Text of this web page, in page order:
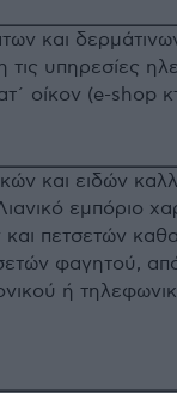
και
τις υπηρεσίες
οίκον (e-
και ειδών
εμπόριο
και πετσετών
φαγητού,
ή